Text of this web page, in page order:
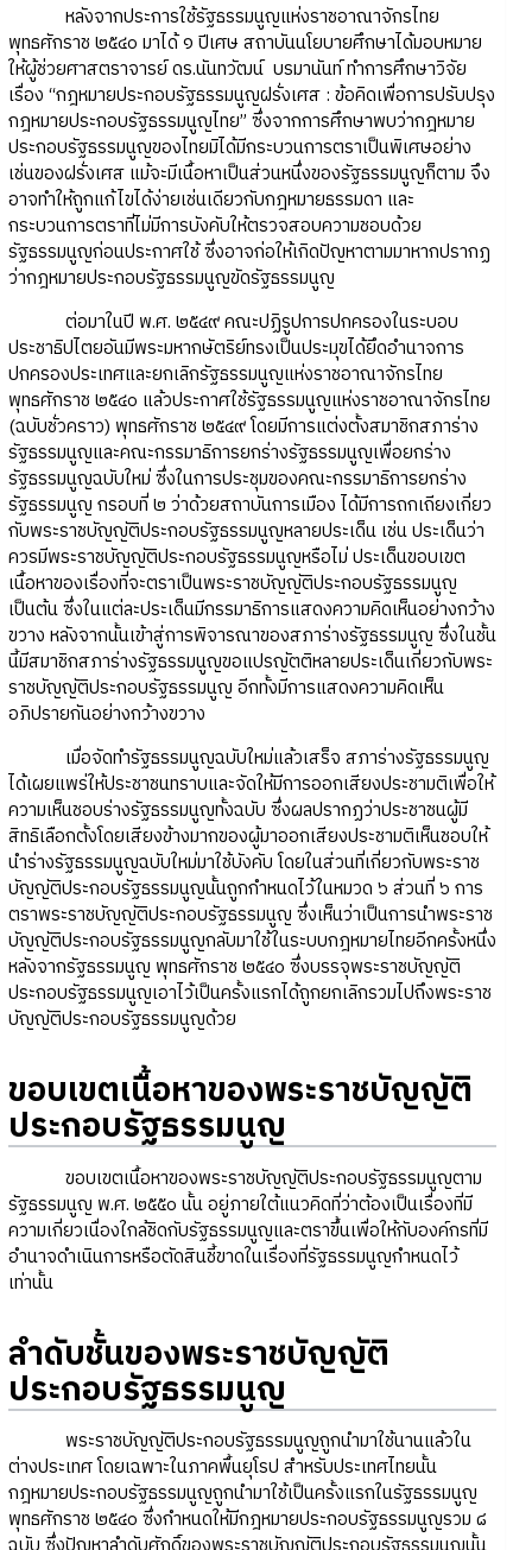
หลังจากประการใช้รัฐธรรมนูญแห่งราชอาณาจักรไทย
พุทธศักราช ๒๕๔๐ มาได้ ๑ ปีเศษ สถาบันนโยบายศึกษาได้มอบหมาย
ให้ผู้ช่วยศาสตราจารย์ ดร.นันทวัฒน์ บรมานันท์ ทำการศึกษาวิจัย
เรื่อง “กฎหมายประกอบรัฐธรรมนูญฝรั่งเศส : ข้อคิดเพื่อการปรับปรุง
กฎหมายประกอบรัฐธรรมนูญไทย” ซึ่งจากการศึกษาพบว่ากฎหมาย
ประกอบรัฐธรรมนูญของไทยมิได้มีกระบวนการตราเป็นพิเศษอย่าง
เช่นของฝรั่งเศส แม้จะมีเนื้อหาเป็นส่วนหนึ่งของรัฐธรรมนูญก็ตาม จึง
อาจทำให้ถูกแก้ไขได้ง่ายเช่นเดียวกับกฎหมายธรรมดา และ
กระบวนการตราที่ไม่มีการบังคับให้ตรวจสอบความชอบด้วย
รัฐธรรมนูญก่อนประกาศใช้ ซึ่งอาจก่อให้เกิดปัญหาตามมาหากปรากฏ
ว่ากฎหมายประกอบรัฐธรรมนูญขัดรัฐธรรมนูญ
ต่อมาในปี พ.ศ. ๒๕๔๙ คณะปฏิรูปการปกครองในระบอบ
ประชาธิปไตยอันมีพระมหากษัตริย์ทรงเป็นประมุขได้ยึดอำนาจการ
ปกครองประเทศและยกเลิกรัฐธรรมนูญแห่งราชอาณาจักรไทย
พุทธศักราช ๒๕๔๐ แล้วประกาศใช้รัฐธรรมนูญแห่งราชอาณาจักรไทย
(ฉบับชั่วคราว) พุทธศักราช ๒๕๔๙ โดยมีการแต่งตั้งสมาชิกสภาร่าง
รัฐธรรมนูญและคณะกรรมาธิการยกร่างรัฐธรรมนูญเพื่อยกร่าง
รัฐธรรมนูญฉบับใหม่ ซึ่งในการประชุมของคณะกรรมาธิการยกร่าง
รัฐธรรมนูญ กรอบที่ ๒ ว่าด้วยสถาบันการเมือง ได้มีการถกเถียงเกี่ยว
กับพระราชบัญญัติประกอบรัฐธรรมนูญหลายประเด็น เช่น ประเด็นว่า
ควรมีพระราชบัญญัติประกอบรัฐธรรมนูญหรือไม่ ประเด็นขอบเขต
เนื้อหาของเรื่องที่จะตราเป็นพระราชบัญญัติประกอบรัฐธรรมนูญ
เป็นต้น ซึ่งในแต่ละประเด็นมีกรรมาธิการแสดงความคิดเห็นอย่างกว้าง
ขวาง หลังจากนั้นเข้าสู่การพิจารณาของสภาร่างรัฐธรรมนูญ ซึ่งในชั้น
นี้มีสมาชิกสภาร่างรัฐธรรมนูญขอแปรญัตติหลายประเด็นเกี่ยวกับพระ
ราชบัญญัติประกอบรัฐธรรมนูญ อีกทั้งมีการแสดงความคิดเห็น
อภิปรายกันอย่างกว้างขวาง
เมื่อจัดทำรัฐธรรมนูญฉบับใหม่แล้วเสร็จ สภาร่างรัฐธรรมนูญ
ได้เผยแพร่ให้ประชาชนทราบและจัดให้มีการออกเสียงประชามติเพื่อให้
ความเห็นชอบร่างรัฐธรรมนูญทั้งฉบับ ซึ่งผลปรากฏว่าประชาชนผู้มี
สิทธิเลือกตั้งโดยเสียงข้างมากของผู้มาออกเสียงประชามติเห็นชอบให้
นำร่างรัฐธรรมนูญฉบับใหม่มาใช้บังคับ โดยในส่วนที่เกี่ยวกับพระราช
บัญญัติประกอบรัฐธรรมนูญนั้นถูกกำหนดไว้ในหมวด ๖ ส่วนที่ ๖ การ
ตราพระราชบัญญัติประกอบรัฐธรรมนูญ ซึ่งเห็นว่าเป็นการนำพระราช
บัญญัติประกอบรัฐธรรมนูญกลับมาใช้ในระบบกฎหมายไทยอีกครั้งหนึ่ง
หลังจากรัฐธรรมนูญ พุทธศักราช ๒๕๔๐ ซึ่งบรรจุพระราชบัญญัติ
ประกอบรัฐธรรมนูญเอาไว้เป็นครั้งแรกได้ถูกยกเลิกรวมไปถึงพระราช
บัญญัติประกอบรัฐธรรมนูญด้วย
ขอบเขตเนื้อหาของพระราชบัญญัติ
ประกอบรัฐธรรมนูญ
ขอบเขตเนื้อหาของพระราชบัญญัติประกอบรัฐธรรมนูญตาม
รัฐธรรมนูญ พ.ศ. ๒๕๕๐ นั้น อยู่ภายใต้แนวคิดที่ว่าต้องเป็นเรื่องที่มี
ความเกี่ยวเนื่องใกล้ชิดกับรัฐธรรมนูญและตราขึ้นเพื่อให้กับองค์กรที่มี
อำนาจดำเนินการหรือตัดสินชี้ขาดในเรื่องที่รัฐธรรมนูญกำหนดไว้
เท่านั้น
ลำดับชั้นของพระราชบัญญัติ
ประกอบรัฐธรรมนูญ
พระราชบัญญัติประกอบรัฐธรรมนูญถูกนำมาใช้นานแล้วใน
ต่างประเทศ โดยเฉพาะในภาคพื้นยุโรป สำหรับประเทศไทยนั้น
กฎหมายประกอบรัฐธรรมนูญถูกนำมาใช้เป็นครั้งแรกในรัฐธรรมนูญ
พุทธศักราช ๒๕๔๐ ซึ่งกำหนดให้มีกฎหมายประกอบรัฐธรรมนูญรวม ๘